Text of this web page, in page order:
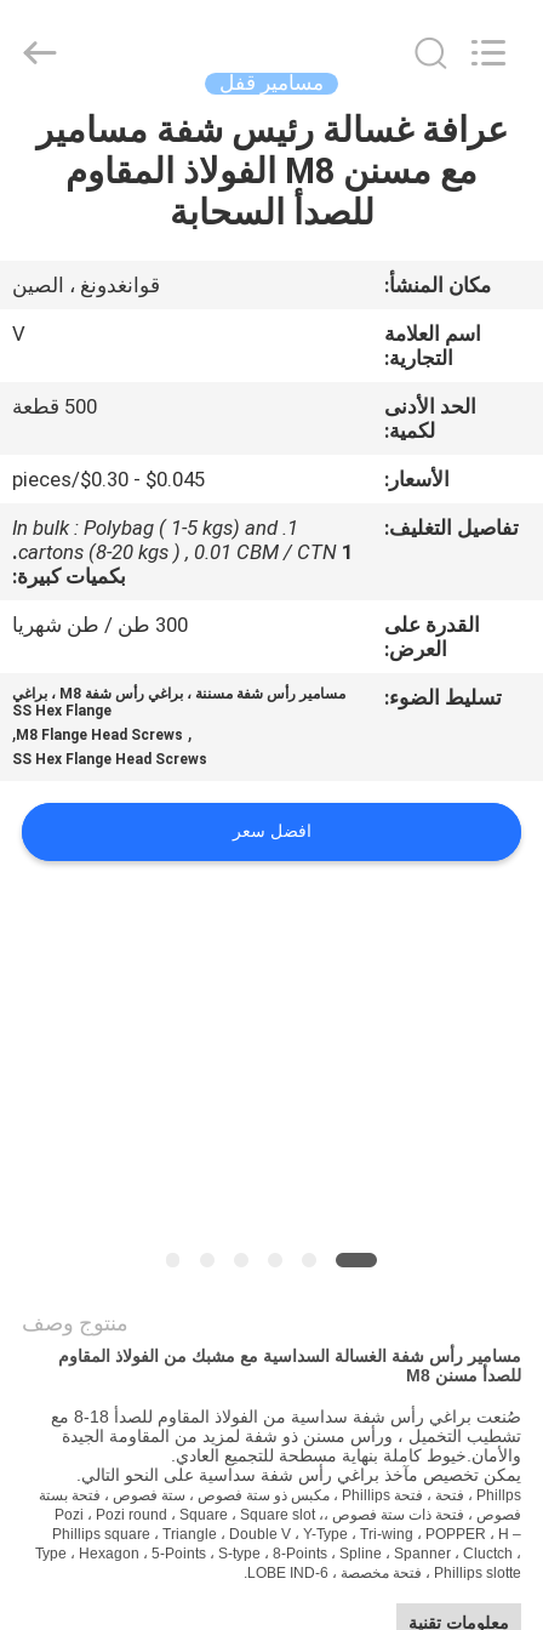
الصفحة
الرئيسية
معلومات
المعمل
مراقبة
الجودة
PRIVACY
مسامير قفل
عرافة غسالة رئيس شفة مسامير
مع مسنن M8 الفولاذ المقاوم
للصدأ السحابة
مكان المنشأ:
قوانغدونغ ، الصين
اسم العلامة
التجارية:
V
الحد الأدنى
لكمية:
500 قطعة
الأسعار:
$0.045 - $0.30/pieces
تفاصيل التغليف:
1. In bulk : Polybag ( 1-5 kgs) and
cartons (8-20 kgs ) , 0.01 CBM / CTN
1.
بكميات كبيرة:
القدرة على
العرض:
300 طن / طن شهريا
تسليط الضوء:
مسامير رأس شفة مسننة ، براغي رأس شفة M8 ، براغي
SS Hex Flange
,
M8 Flange Head Screws
,
SS Hex Flange Head Screws
افضل سعر
منتوج وصف
مسامير رأس شفة الغسالة السداسية مع مشبك من الفولاذ المقاوم
للصدأ مسنن M8
صُنعت براغي رأس شفة سداسية من الفولاذ المقاوم للصدأ 18-8 مع
تشطيب التخميل ، ورأس مسنن ذو شفة لمزيد من المقاومة الجيدة
والأمان.خيوط كاملة بنهاية مسطحة للتجميع العادي.
يمكن تخصيص مآخذ براغي رأس شفة سداسية على النحو التالي.
Phillps ، فتحة ، فتحة Phillips ، مكبس ذو ستة فصوص ، ستة فصوص ، فتحة بستة
فصوص ، فتحة ذات ستة فصوص ،Pozi ، Pozi round ، Square ، Square slot ،
Phillips square ، Triangle ، Double V ، Y-Type ، Tri-wing ، POPPER ، H –
Type ، Hexagon ، 5-Points ، S-type ، 8-Points ، Spline ، Spanner ، Cluctch ،
Phillips slotte ، فتحة مخصصة ، 6-LOBE IND.
معلومات تقنية